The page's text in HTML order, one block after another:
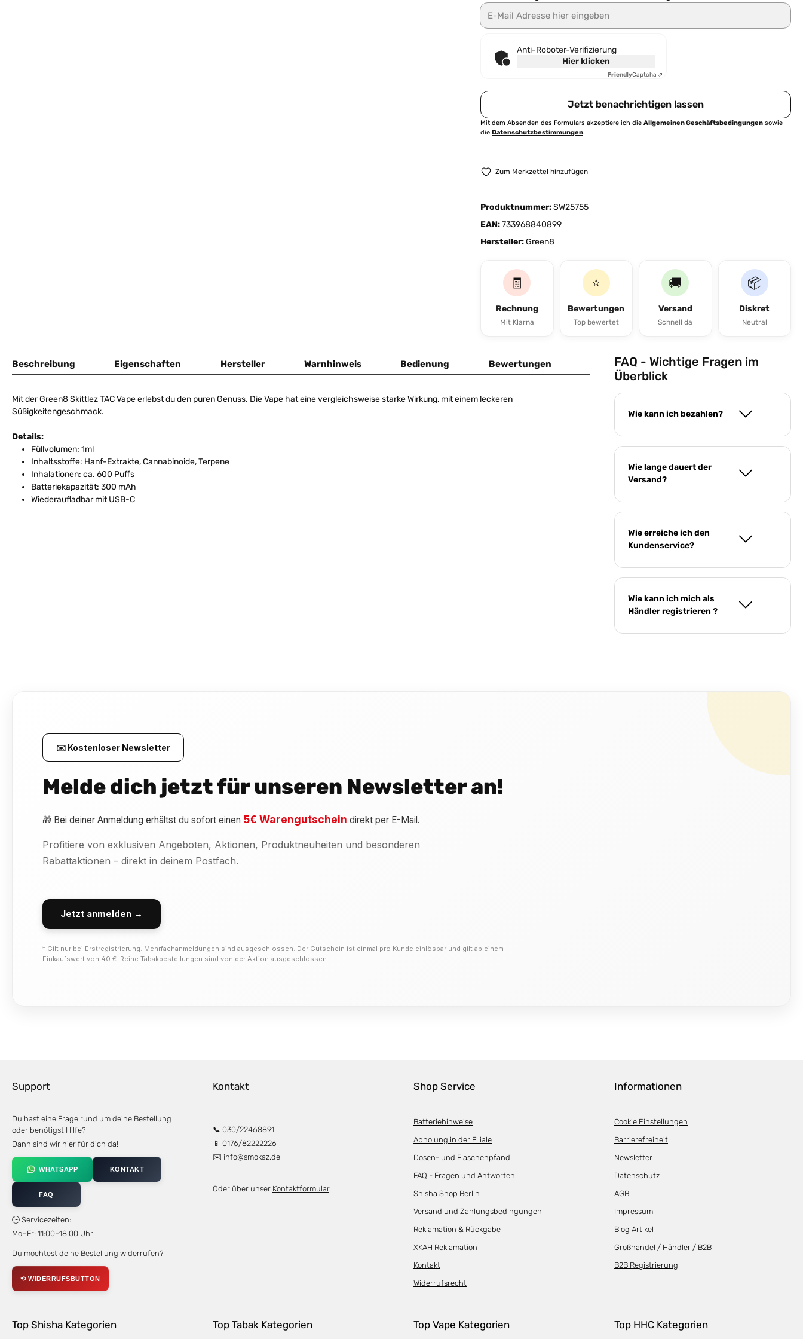
E-Mail Adresse hier eingeben
Anti-Roboter-Verifizierung
Hier klicken
FriendlyCaptcha ⇗
Jetzt benachrichtigen lassen
Mit dem Absenden des Formulars akzeptiere ich die Allgemeinen Geschäftsbedingungen sowie
die Datenschutzbestimmungen.
Zum Merkzettel hinzufügen
Produktnummer:SW25755
EAN:733968840899
Hersteller:Green8
🧾
Rechnung
Mit Klarna
⭐
Bewertungen
Top bewertet
🚚
Versand
Schnell da
📦
Diskret
Neutral
Beschreibung Eigenschaften Hersteller Warnhinweis Bedienung Bewertungen
Mit der Green8 Skittlez TAC Vape erlebst du den puren Genuss. Die Vape hat eine vergleichsweise starke Wirkung, mit einem leckeren
Süßigkeitengeschmack.
Details:
Füllvolumen: 1ml
Inhaltsstoffe: Hanf-Extrakte, Cannabinoide, Terpene
Inhalationen: ca. 600 Puffs
Batteriekapazität: 300 mAh
Wiederaufladbar mit USB-C
FAQ - Wichtige Fragen im
Überblick
Wie kann ich bezahlen?
Wie lange dauert der
Versand?
Wie erreiche ich den
Kundenservice?
Wie kann ich mich als
Händler registrieren ?
✉️ Kostenloser Newsletter
Melde dich jetzt für unseren Newsletter an!
🎁 Bei deiner Anmeldung erhältst du sofort einen 5€ Warengutschein direkt per E-Mail.
Profitiere von exklusiven Angeboten, Aktionen, Produktneuheiten und besonderen
Rabattaktionen – direkt in deinem Postfach.
Jetzt anmelden →
* Gilt nur bei Erstregistrierung. Mehrfachanmeldungen sind ausgeschlossen. Der Gutschein ist einmal pro Kunde einlösbar und gilt ab einem
Einkaufswert von 40 €. Reine Tabakbestellungen sind von der Aktion ausgeschlossen.
Support
Du hast eine Frage rund um deine Bestellung
oder benötigst Hilfe?
Dann sind wir hier für dich da!
WHATSAPP KONTAKT
FAQ
🕒 Servicezeiten:
Mo–Fr: 11:00–18:00 Uhr
Du möchtest deine Bestellung widerrufen?
⟲ WIDERRUFSBUTTON
Kontakt
📞 030/22468891
📱 0176/82222226
✉️ info@smokaz.de
Oder über unser Kontaktformular.
Shop Service
Batteriehinweise
Abholung in der Filiale
Dosen- und Flaschenpfand
FAQ - Fragen und Antworten
Shisha Shop Berlin
Versand und Zahlungsbedingungen
Reklamation & Rückgabe
XKAH Reklamation
Kontakt
Widerrufsrecht
Informationen
Cookie Einstellungen
Barrierefreiheit
Newsletter
Datenschutz
AGB
Impressum
Blog Artikel
Großhandel / Händler / B2B
B2B Registrierung
Top Shisha Kategorien Top Tabak Kategorien Top Vape Kategorien Top HHC Kategorien